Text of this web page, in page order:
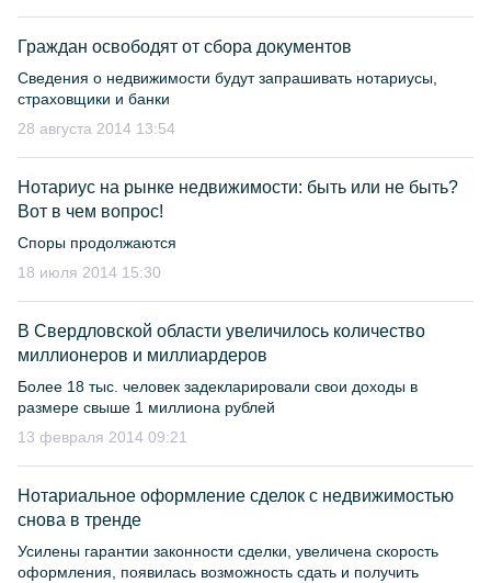
Граждан освободят от сбора документов
Сведения о недвижимости будут запрашивать нотариусы,
страховщики и банки
28 августа 2014 13:54
Нотариус на рынке недвижимости: быть или не быть?
Вот в чем вопрос!
Споры продолжаются
18 июля 2014 15:30
В Свердловской области увеличилось количество
миллионеров и миллиардеров
Более 18 тыс. человек задекларировали свои доходы в
размере свыше 1 миллиона рублей
13 февраля 2014 09:21
Нотариальное оформление сделок с недвижимостью
снова в тренде
Усилены гарантии законности сделки, увеличена скорость
оформления, появилась возможность сдать и получить